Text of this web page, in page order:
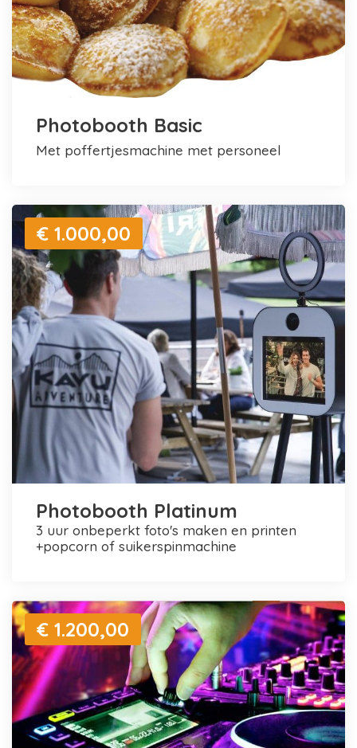
Photobooth Basic
met poffertjesmachine met personeel
€ 1.000,00
Photobooth Platinum
3 uur onbeperkt foto's maken en printen
+popcorn of suikerspinmachine
€ 1.200,00